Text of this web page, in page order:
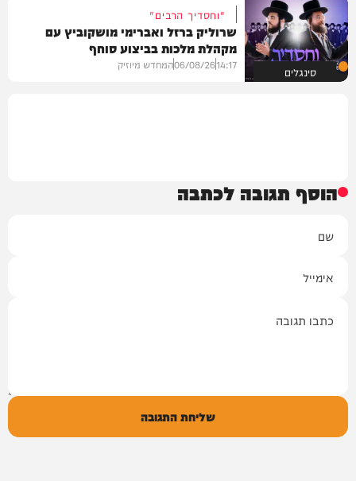
סינגלים
"וחסדיך הרבים"
שרוליק ברזל ואברימי מושקוביץ עם
מקהלת מלכות בביצוע סוחף
14:17
06/08/26המחדש מיוזיק
הוסף תגובה לכתבה
שליחת התגובה